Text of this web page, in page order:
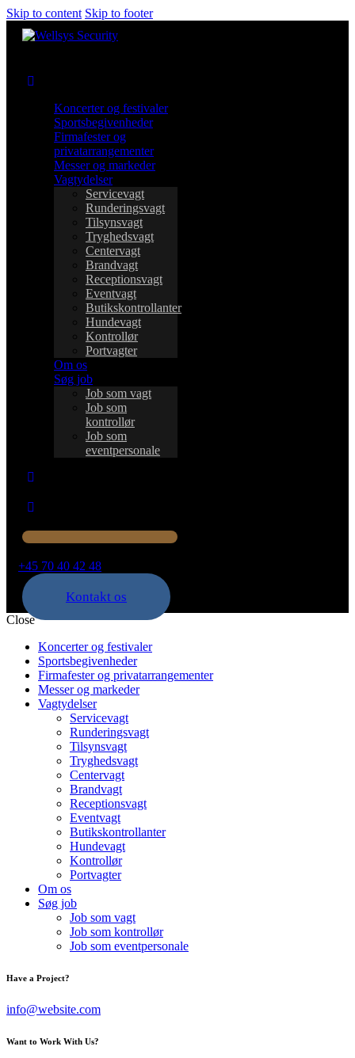
Skip to content Skip to footer
Koncerter og festivaler
Sportsbegivenheder
Firmafester og
privatarrangementer
Messer og markeder
Vagtydelser
Servicevagt
Runderingsvagt
Tilsynsvagt
Tryghedsvagt
Centervagt
Brandvagt
Receptionsvagt
Eventvagt
Butikskontrollanter
Hundevagt
Kontrollør
Portvagter
Om os
Søg job
Job som vagt
Job som
kontrollør
Job som
eventpersonale
+45 70 40 42 48
Kontakt os
Close
Koncerter og festivaler
Sportsbegivenheder
Firmafester og privatarrangementer
Messer og markeder
Vagtydelser
Servicevagt
Runderingsvagt
Tilsynsvagt
Tryghedsvagt
Centervagt
Brandvagt
Receptionsvagt
Eventvagt
Butikskontrollanter
Hundevagt
Kontrollør
Portvagter
Om os
Søg job
Job som vagt
Job som kontrollør
Job som eventpersonale
Have a Project?
info@website.com
Want to Work With Us?